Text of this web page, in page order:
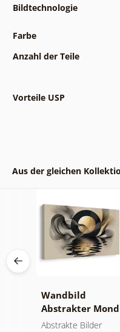
Bildtechnologie
Farbe
Anzahl der Teile
Vorteile USP
Aus der gleichen
Wandbild
Abstrakter Mond
am Wasser
Abstrakte Bilder